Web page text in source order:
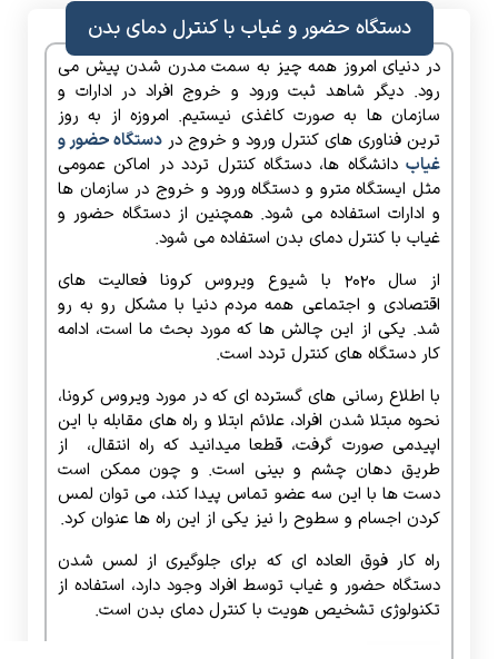
دستگاه حضور و غیاب با کنترل دمای بدن
در دنیای امروز همه چیز به سمت مدرن شدن پیش می
رود. دیگر شاهد ثبت ورود و خروج افراد در ادارات و
سازمان ها به صورت کاغذی نیستیم. امروزه از به روز
ترین فناوری های کنترل ورود و خروج در دستگاه حضور و
غیاب دانشگاه ها، دستگاه کنترل تردد در اماکن عمومی
مثل ایستگاه مترو و دستگاه ورود و خروج در سازمان ها
و ادارات استفاده می شود. همچنین از دستگاه حضور و
غیاب با کنترل دمای بدن استفاده می شود.
از سال 2020 با شیوع ویروس کرونا فعالیت های
اقتصادی و اجتماعی همه مردم دنیا با مشکل رو به رو
شد. یکی از این چالش ها که مورد بحث ما است، ادامه
کار دستگاه های کنترل تردد است.
با اطلاع رسانی های گسترده ای که در مورد ویروس کرونا،
نحوه مبتلا شدن افراد، علائم ابتلا و راه های مقابله با این
اپیدمی صورت گرفت، قطعا میدانید که راه انتقال، از
طریق دهان چشم و بینی است. و چون ممکن است
دست ها با این سه عضو تماس پیدا کند، می توان لمس
کردن اجسام و سطوح را نیز یکی از این راه ها عنوان کرد.
راه کار فوق العاده ای که برای جلوگیری از لمس شدن
دستگاه حضور و غیاب توسط افراد وجود دارد، استفاده از
تکنولوژی تشخیص هویت با کنترل دمای بدن است.